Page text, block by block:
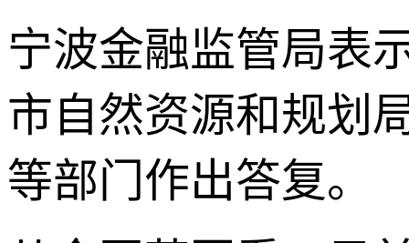
宁波金融监管局表
市自然资源和规划
等部门作出答复。